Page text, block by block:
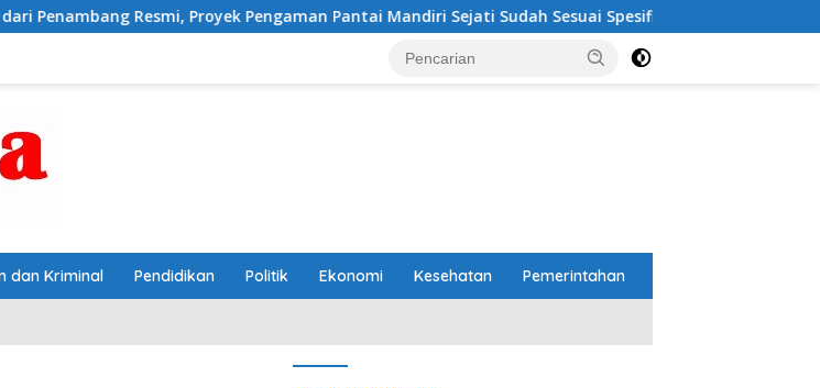
Proyek Pengaman Pantai Mandiri Sejati Sudah Sesuai Spesifikasi Perbaikan Jalan RA Basyid
dan Kriminal Pendidikan Politik Ekonomi Kesehatan Pemerintahan